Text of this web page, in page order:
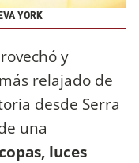
YORK
y
relajado de
desde Serra
una
luces